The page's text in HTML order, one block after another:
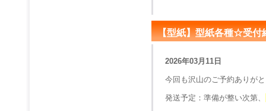
【型紙】型紙各種☆受付
2026年03月11日
今回も沢山のご予約ありが
発送予定： 準備が整い次第、